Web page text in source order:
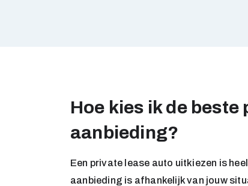
Hoe kies ik de beste
aanbieding?
Een private lease auto uitkiezen is
aanbieding is afhankelijk van jouw